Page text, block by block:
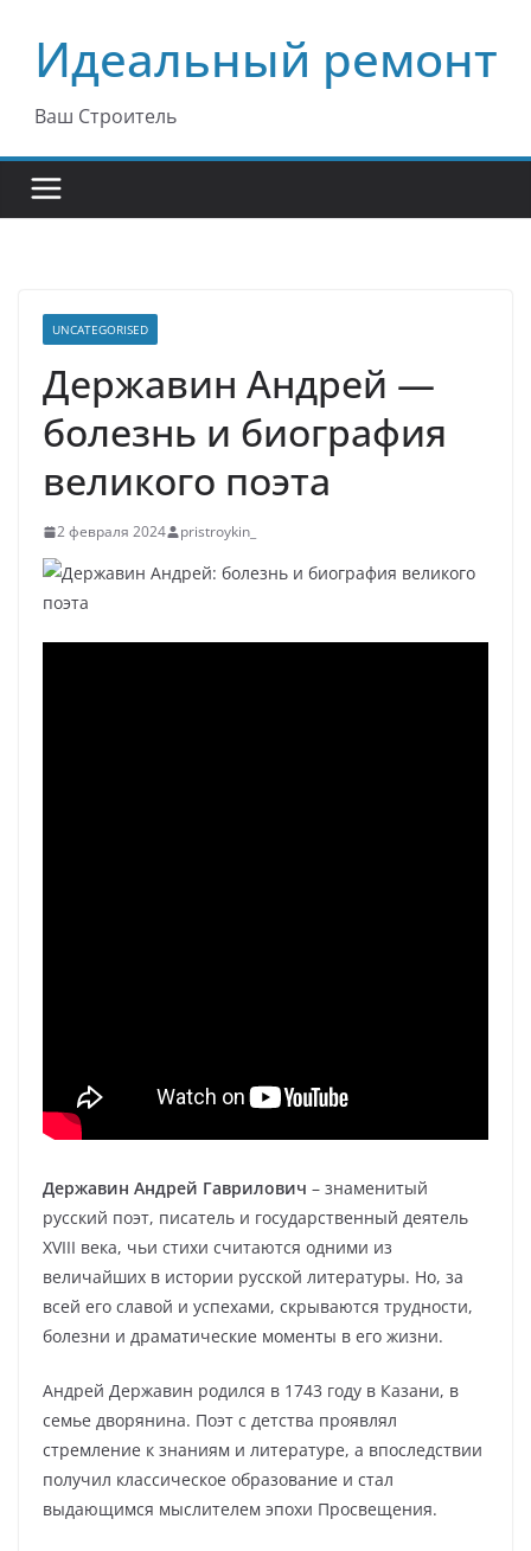
содержимому
Идеальный ремонт
Ваш Строитель
UNCATEGORISED
Державин Андрей —
болезнь и биография
великого поэта
2 февраля 2024 pristroykin_
Державин Андрей Гаврилович – знаменитый
русский поэт, писатель и государственный деятель
XVIII века, чьи стихи считаются одними из
величайших в истории русской литературы. Но, за
всей его славой и успехами, скрываются трудности,
болезни и драматические моменты в его жизни.
Андрей Державин родился в 1743 году в Казани, в
семье дворянина. Поэт с детства проявлял
стремление к знаниям и литературе, а впоследствии
получил классическое образование и стал
выдающимся мыслителем эпохи Просвещения.